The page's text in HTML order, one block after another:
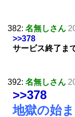
382: 名無しさん
>>378
サービス終了ま
392: 名無しさん
>>378
地獄の始